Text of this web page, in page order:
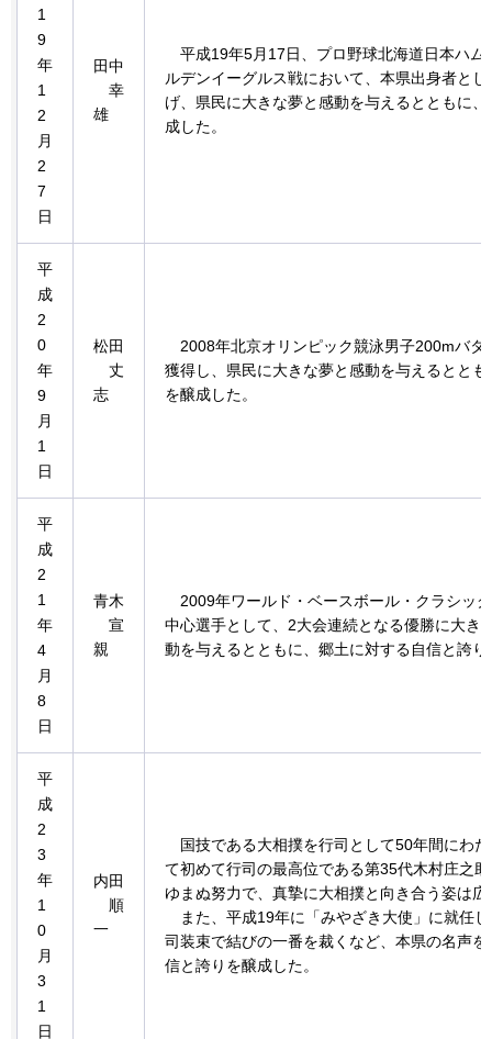
1
9
年
1
2
月
2
7
日
田中
幸
雄
平成19年5月17日、プロ野球北海道日本ハ
ルデンイーグルス戦において、本県出身者と
げ、県民に大きな夢と感動を与えるとともに
成した。
平
成
2
0
年
9
月
1
日
松田
丈
志
2008年北京オリンピック競泳男子200mバ
獲得し、県民に大きな夢と感動を与えるとと
を醸成した。
平
成
2
1
年
4
月
8
日
青木
宣
親
2009年ワールド・ベースボール・クラシッ
中心選手として、2大会連続となる優勝に大き
動を与えるとともに、郷土に対する自信と誇
平
成
2
3
年
1
0
月
3
1
日
内田
順
一
国技である大相撲を行司として50年間にわ
て初めて行司の最高位である第35代木村庄之
ゆまぬ努力で、真摯に大相撲と向き合う姿は
また、 平成19年に「みやざき大使」に就任
司装束で結びの一番を裁くなど、本県の名声
信と誇りを醸成した。